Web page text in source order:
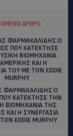
ΆΡΘΡΟ
ΦΑΡΜΑΚΑΛΙΔΗΣ:Ο
ΚΑΤΕΚΤΗΣΕ ΤΗΝ
ΒΙΟΜΗΧΑΝΙΑ ΤΗΣ
ΚΑΙ Η ΣΥΝΕΡΓΑΣΙΑ
ΕDDIE MURPHY